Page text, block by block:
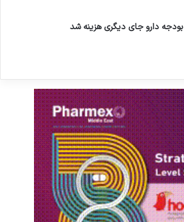
بودجه دارو جای دیگری هزینه شد